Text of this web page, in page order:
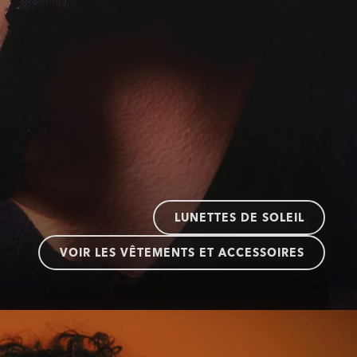
LUNETTES DE SOLEIL
VOIR LES VÊTEMENTS ET ACCESSOIRES